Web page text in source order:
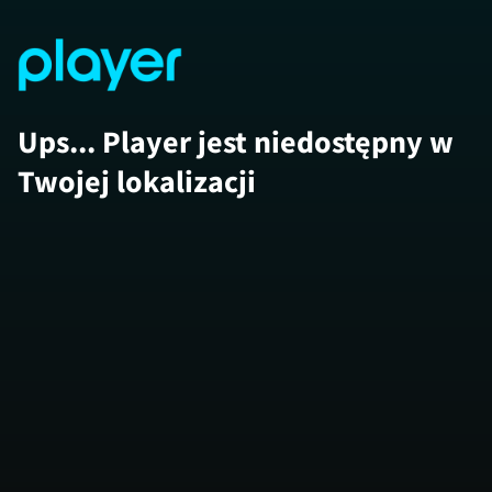
Ups... Player jest niedostępny w
Twojej lokalizacji